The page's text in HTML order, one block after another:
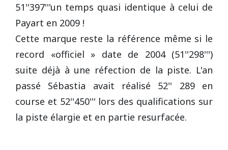
51''397'''un temps quasi identique à celui de
Payart en 2009 !
Cette marque reste la référence même si le
record «officiel » date de 2004 (51''298''')
suite déjà à une réfection de la piste. L'an
passé Sébastia avait réalisé 52'' 289 en
course et 52''450''' lors des qualifications sur
la piste élargie et en partie resurfacée.